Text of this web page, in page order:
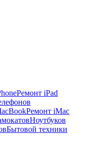
Ремонт iPad
Ремонт iMac
Ноутбуков
Бытовой техники